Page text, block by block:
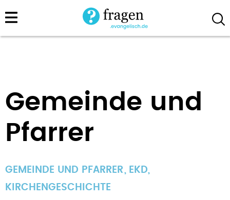
Direkt
zum
Gemeinde und
Pfarrer
GEMEINDE UND PFARRER EKD,
KIRCHENGESCHICHTE